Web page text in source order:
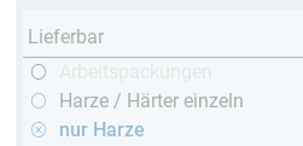
Lieferbar
Harze / Härter einzeln
nur Harze